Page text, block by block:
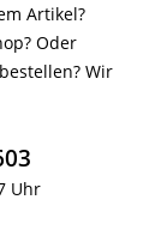
Artikel?
Oder
Wir
Uhr